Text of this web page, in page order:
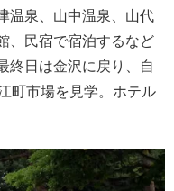
温泉、山中温泉、山代
、民宿で宿泊するなど
終日は金沢に戻り、自
町市場を見学。ホテル